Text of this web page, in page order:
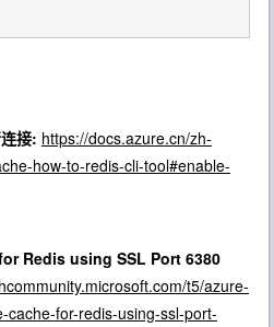
接: https://docs.azure.cn/zh-
how-to-redis-cli-tool#enable-
Redis using SSL Port 6380
t5/azure-
for-redis-using-ssl-port-